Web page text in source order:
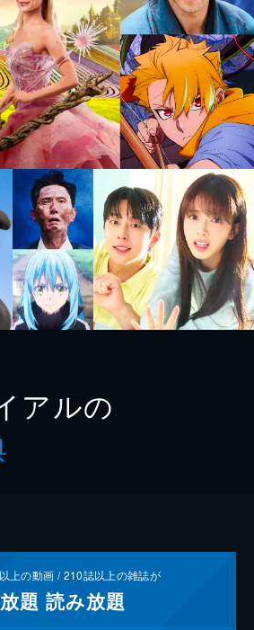
アルの
上の動画 /210誌以上の雑誌が
題 読み放題